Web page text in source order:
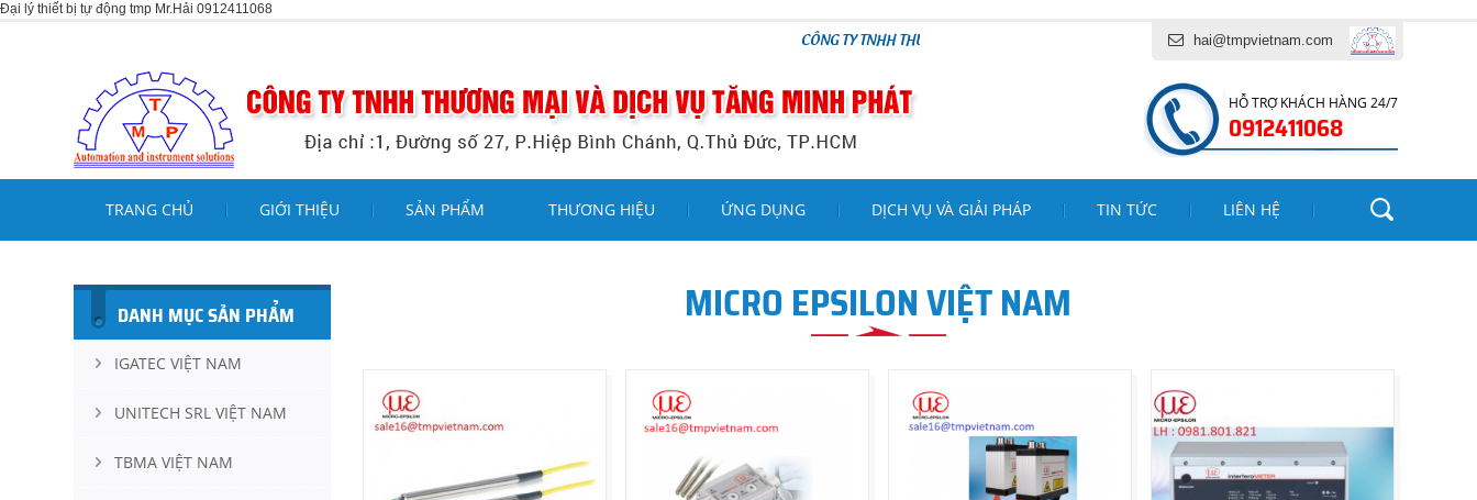
Đại lý thiết bị tự động tmp Mr.Hải 0912411068
CÔNG TY TNHH THƯƠNG MẠI VÀ DỊCH VỤ TĂNG MINH PHÁT hai@tmpvietnam.com
HỖ TRỢ KHÁCH HÀNG 24/7
0912411068
TRANG CHỦ GIỚI THIỆU SẢN PHẨM THƯƠNG HIỆU ỨNG DỤNG DỊCH VỤ VÀ GIẢI PHÁP TIN TỨC LIÊN HỆ
DANH MỤC SẢN PHẨM
IGATEC VIỆT NAM
UNITECH SRL VIỆT NAM
TBMA VIỆT NAM
MICRO EPSILON VIỆT NAM